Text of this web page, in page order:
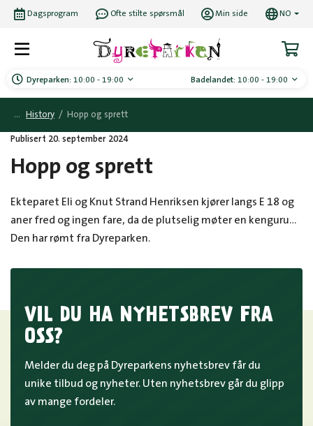
Dyreparken: 10:00 - 19:00 Badelandet: 10:00 - 19:00
Dagsprogram Ofte stilte spørsmål Min side NO
History / Hopp og sprett
Publisert 20. september 2024
Hopp og sprett
Ekteparet Eli og Knut Strand Henriksen kjører langs E 18 og
aner fred og ingen fare, da de plutselig møter en kenguru…
Den har rømt fra Dyreparken.
VIL DU HA NYHETSBREV FRA
OSS?
Melder du deg på Dyreparkens nyhetsbrev får du
unike tilbud og nyheter. Uten nyhetsbrev går du glipp
av mange fordeler.